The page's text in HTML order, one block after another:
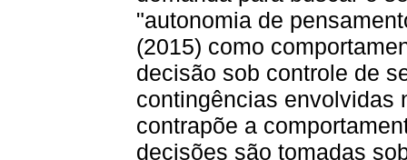
"autonomia de
(2015) como
decisão sob controle de
contingências envolvidas
contrapõe a
decisões são tomadas